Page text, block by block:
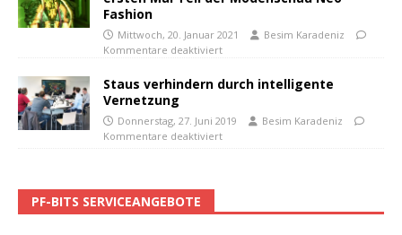
Fashion
Mittwoch, 20. Januar 2021
Besim Karadeniz
Kommentare deaktiviert
Staus verhindern durch intelligente
Vernetzung
Donnerstag, 27. Juni 2019
Besim Karadeniz
Kommentare deaktiviert
PF-BITS SERVICEANGEBOTE